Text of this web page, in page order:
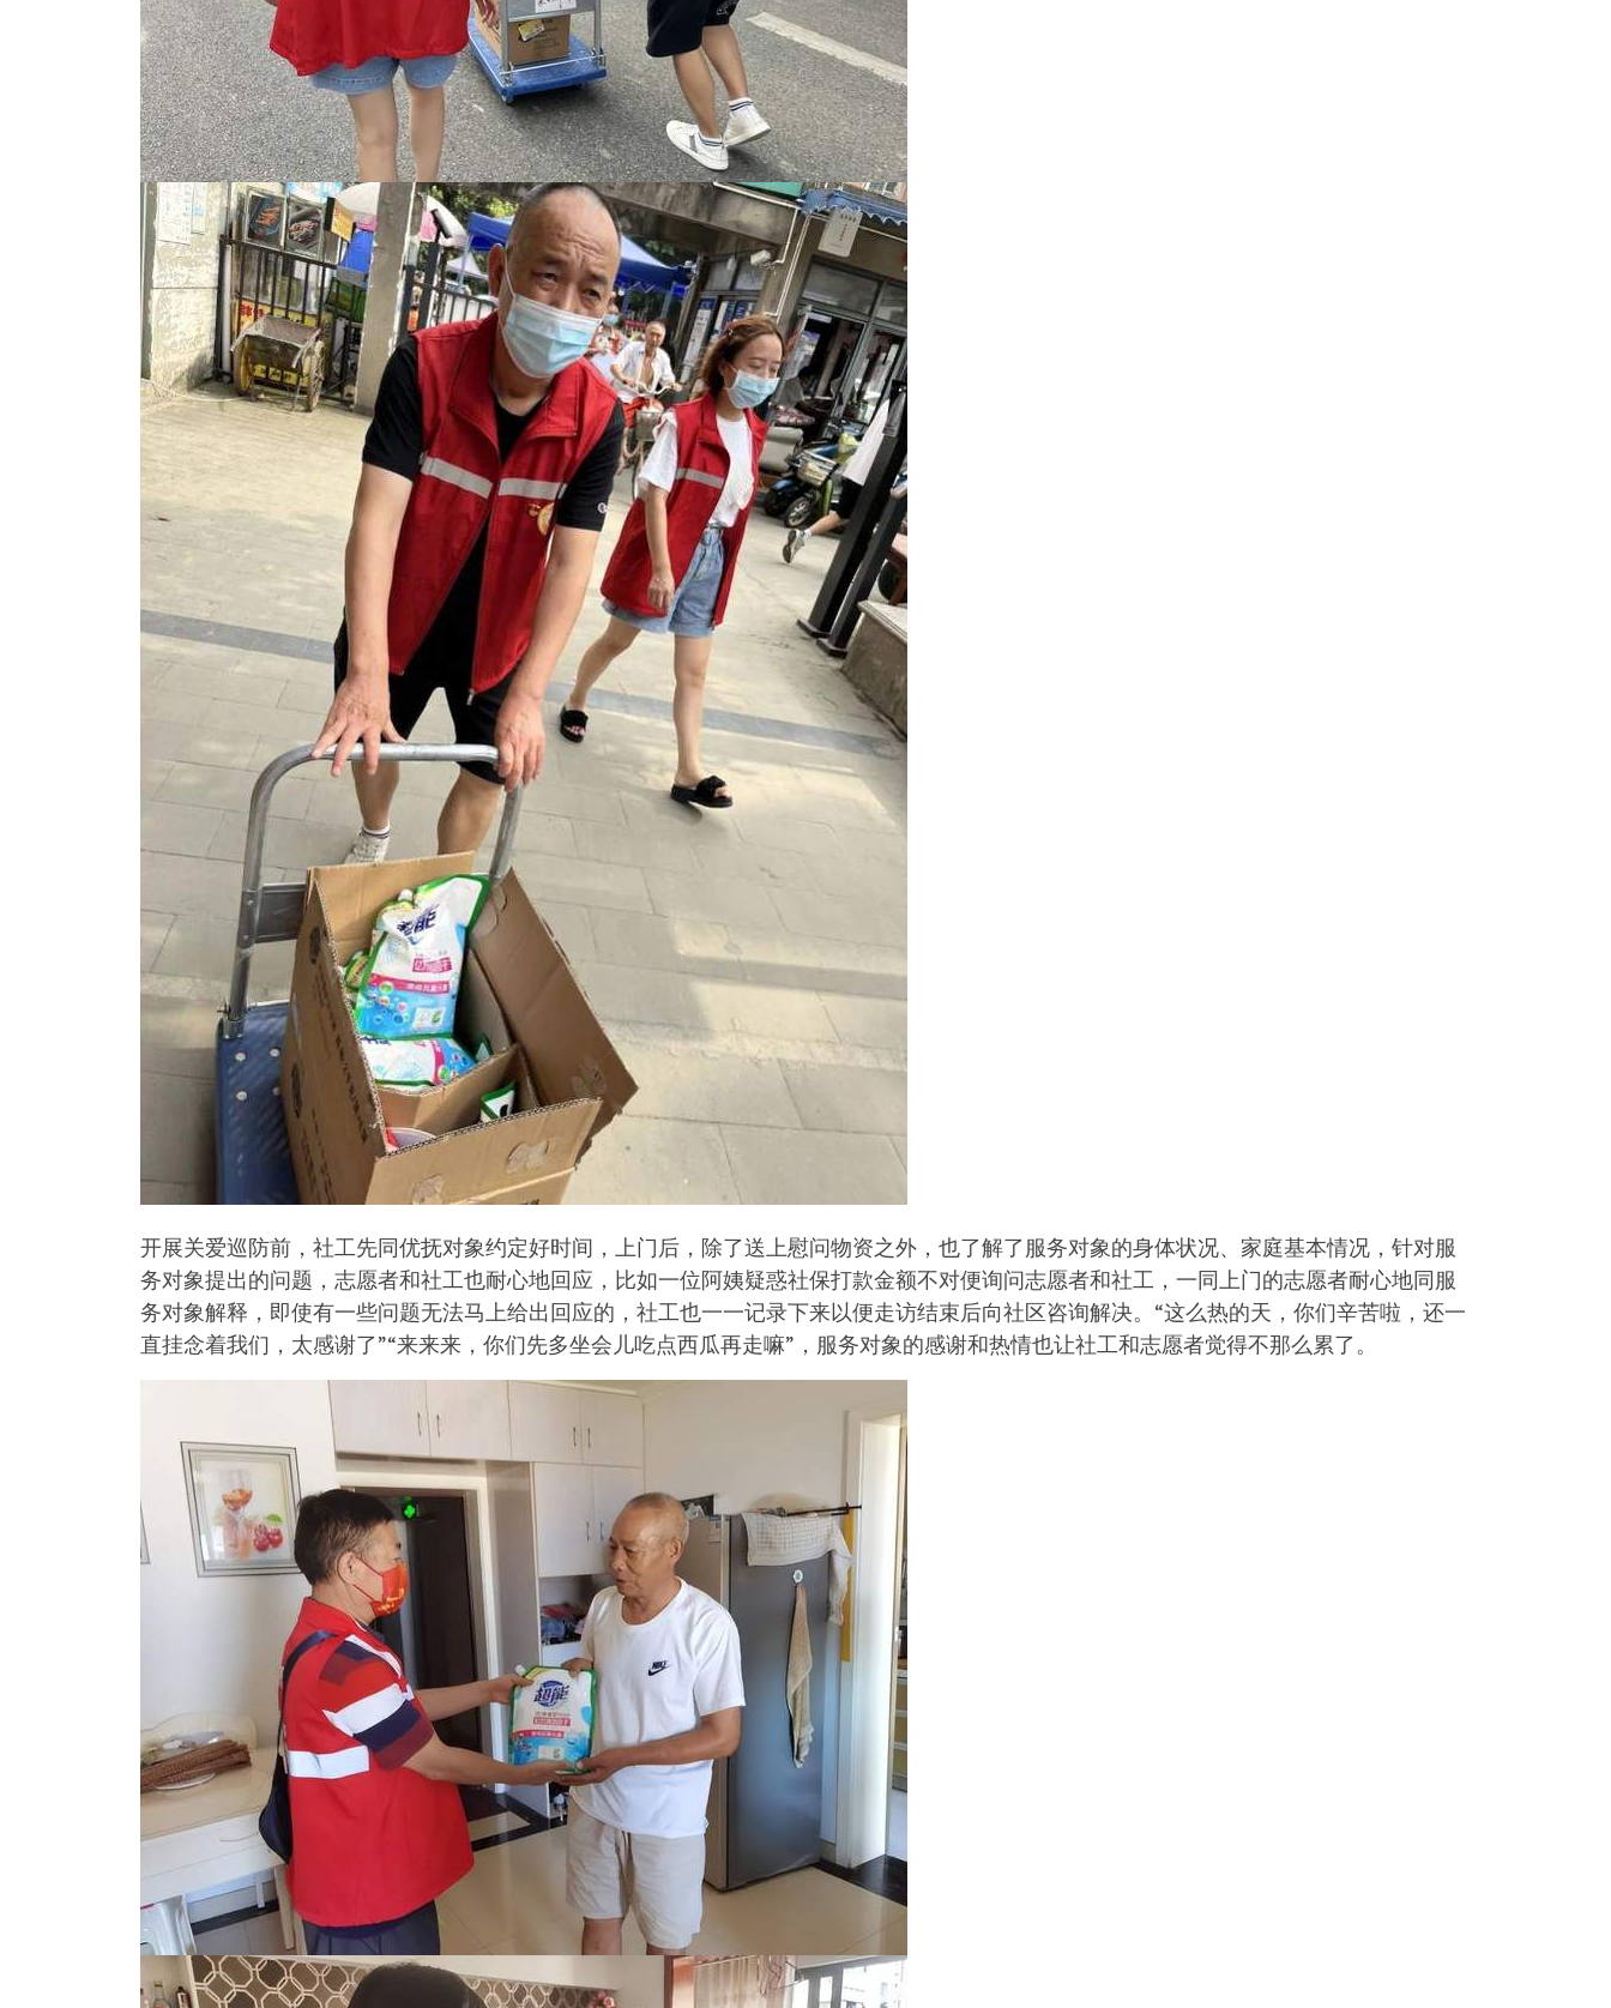
开展关爱巡防前，社工先同优抚对象约定好时间，上门后，除了送上慰问物资之外，也了解了服务对象的身体状况、家庭基本情况，针对服
务对象提出的问题，志愿者和社工也耐心地回应，比如一位阿姨疑惑社保打款金额不对便询问志愿者和社工，一同上门的志愿者耐心地同服
务对象解释，即使有一些问题无法马上给出回应的，社工也一一记录下来以便走访结束后向社区咨询解决。“这么热的天，你们辛苦啦，还一
直挂念着我们，太感谢了”“来来来，你们先多坐会儿吃点西瓜再走嘛”，服务对象的感谢和热情也让社工和志愿者觉得不那么累了。